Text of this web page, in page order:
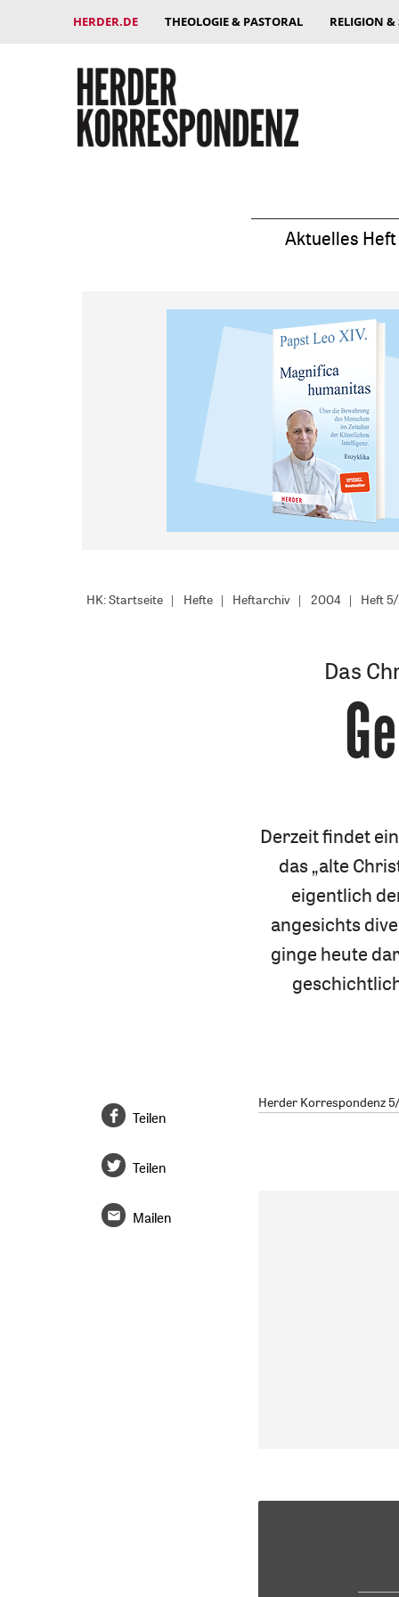
HERDER.DE THEOLOGIE & PASTORAL RELIGION
Aktuelles Heft
HK: Startseite Hefte Heftarchiv 2004 Heft
Das
Derzeit findet
das „alte
eigentlich
angesichts
ginge heute
Herder Korrespondenz
Teilen
Teilen
Mailen